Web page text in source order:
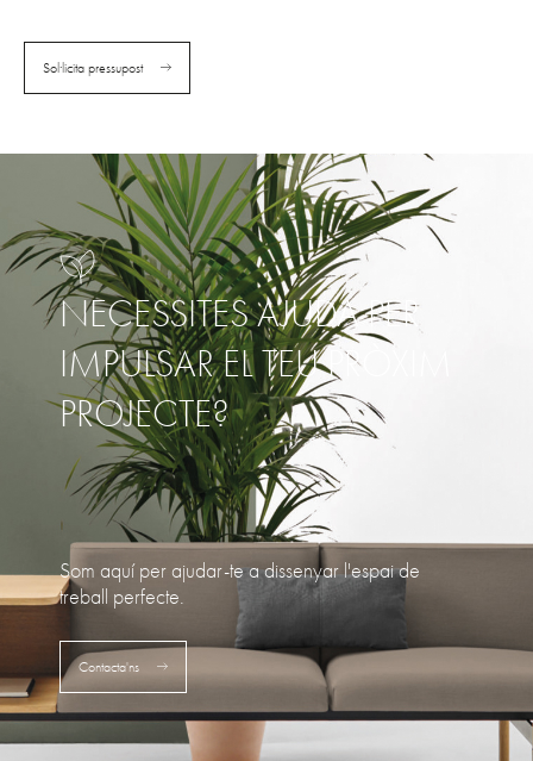
Sol·licita pressupost
NECESSITES AJUDA PER
IMPULSAR EL TEU PRÒXIM
PROJECTE?
Som aquí per ajudar-te a dissenyar l'espai de
treball perfecte.
Contacta'ns